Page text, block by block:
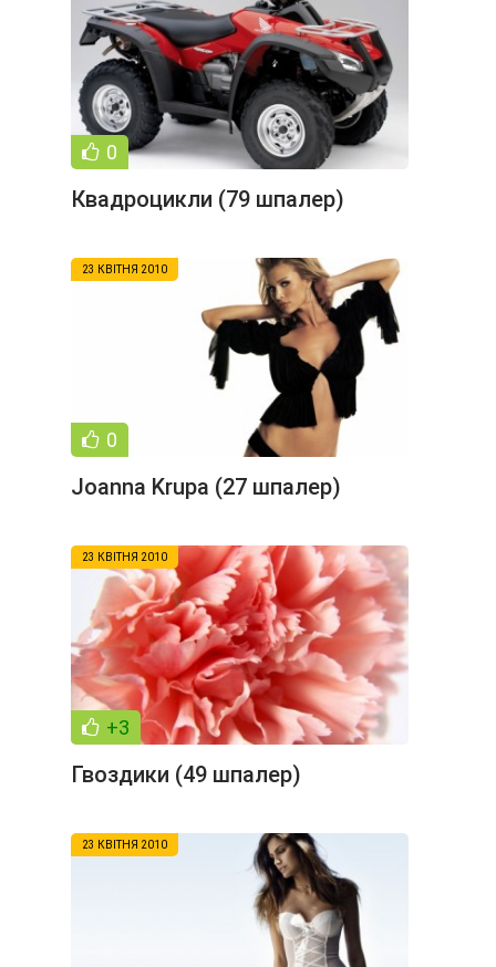
0
Квадроцикли (79 шпалер)
23 КВІТНЯ 2010
0
Joanna Krupa (27 шпалер)
23 КВІТНЯ 2010
+3
Гвоздики (49 шпалер)
23 КВІТНЯ 2010